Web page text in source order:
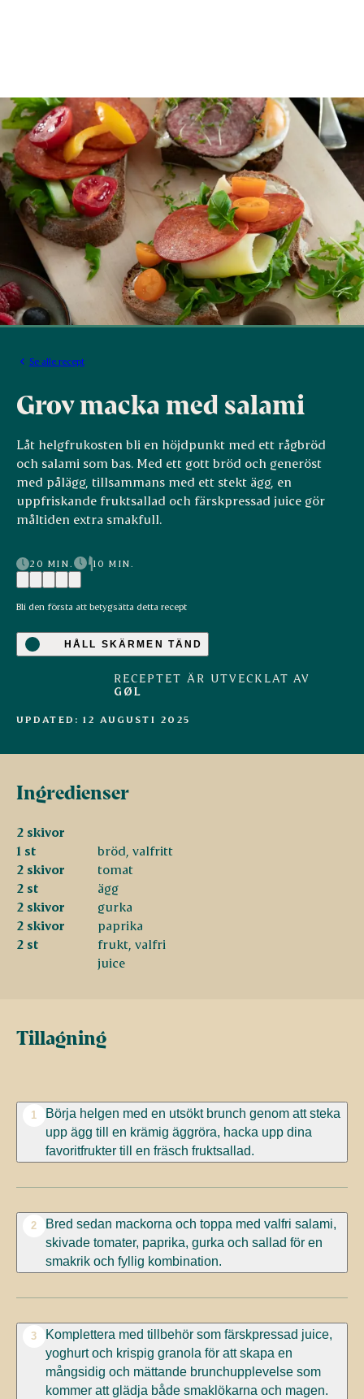
Se alle recept
Grov macka med salami
Låt helgfrukosten bli en höjdpunkt med ett rågbröd
och salami som bas. Med ett gott bröd och generöst
med pålägg, tillsammans med ett stekt ägg, en
uppfriskande fruktsallad och färskpressad juice gör
måltiden extra smakfull.
20 MIN. 10 MIN.
Bli den första att betygsätta detta recept
HÅLL SKÄRMEN TÄND
RECEPTET ÄR UTVECKLAT AV
GØL
UPDATED: 12 AUGUSTI 2025
Ingredienser
2 skivor
1 st
bröd, valfritt
2 skivor
tomat
2 st
ägg
2 skivor
gurka
2 skivor
paprika
2 st
frukt, valfri
juice
Tillagning
1
Börja helgen med en utsökt brunch genom att steka
upp ägg till en krämig äggröra, hacka upp dina
favoritfrukter till en fräsch fruktsallad.
2
Bred sedan mackorna och toppa med valfri salami,
skivade tomater, paprika, gurka och sallad för en
smakrik och fyllig kombination.
3
Komplettera med tillbehör som färskpressad juice,
yoghurt och krispig granola för att skapa en
mångsidig och mättande brunchupplevelse som
kommer att glädja både smaklökarna och magen.